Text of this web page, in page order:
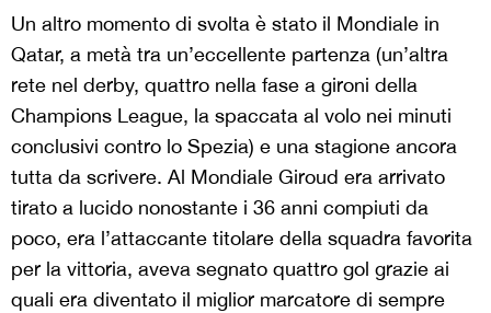
Un altro momento di svolta è stato il Mondiale in
Qatar, a metà tra un’eccellente partenza (un’altra
rete nel derby, quattro nella fase a gironi della
Champions League, la spaccata al volo nei minuti
conclusivi contro lo Spezia) e una stagione ancora
tutta da scrivere. Al Mondiale Giroud era arrivato
tirato a lucido nonostante i 36 anni compiuti da
poco, era l’attaccante titolare della squadra favorita
per la vittoria, aveva segnato quattro gol grazie ai
quali era diventato il miglior marcatore di sempre